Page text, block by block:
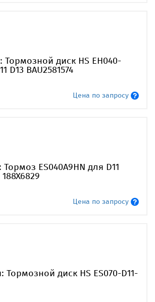
Тормозной диск HS EH040-
D13 BAU2581574
Цена по запросу
ES040A9HN для D11
Цена по запросу
Тормозной диск HS ES070-D11-